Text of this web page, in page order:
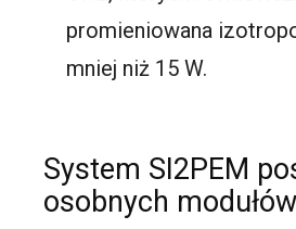
promieniowana
mniej niż 15 W.
System SI2PEM
osobnych modułów